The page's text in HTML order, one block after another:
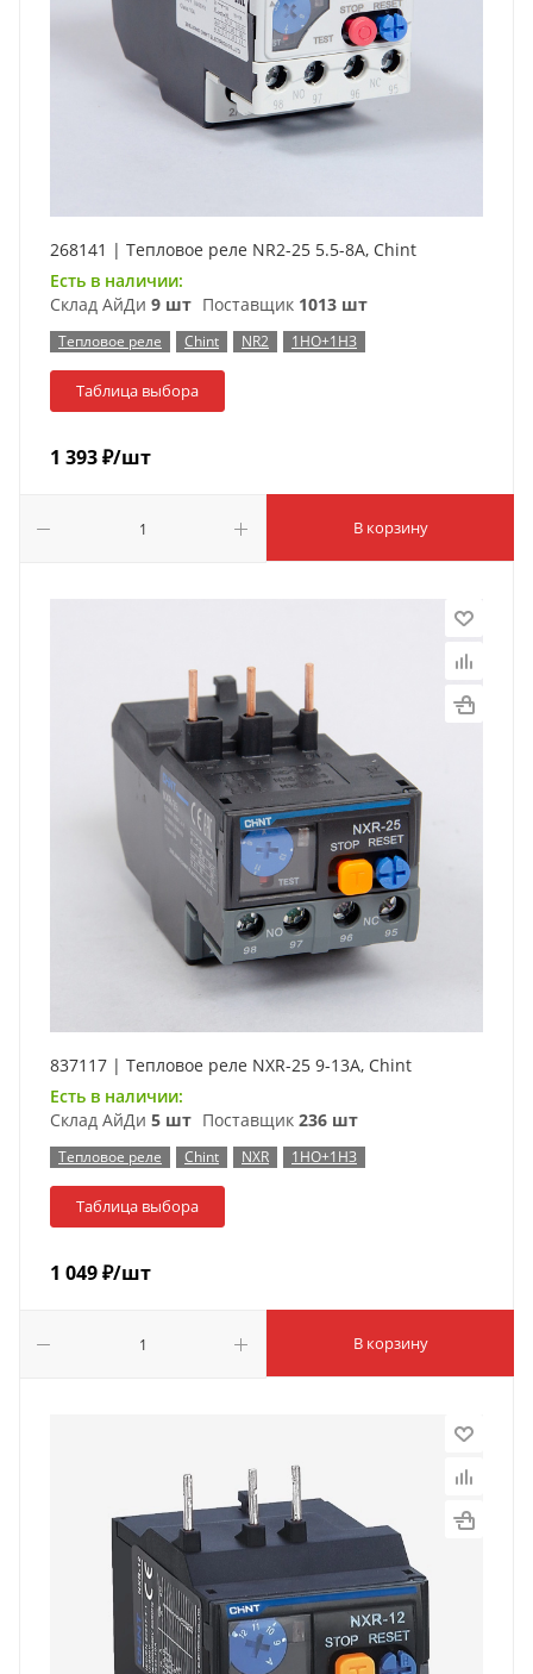
268141 | Тепловое реле NR2-25 5.5-8А, Chint
Есть в наличии:
Склад АйДи 9 шт Поставщик 1013 шт
Тепловое реле Chint NR2 1НО+1НЗ
Таблица выбора
1 393₽/шт
В корзину
837117 | Тепловое реле NXR-25 9-13А, Chint
Есть в наличии:
Склад АйДи 5 шт Поставщик 236 шт
Тепловое реле Chint NXR 1НО+1НЗ
Таблица выбора
1 049₽/шт
В корзину